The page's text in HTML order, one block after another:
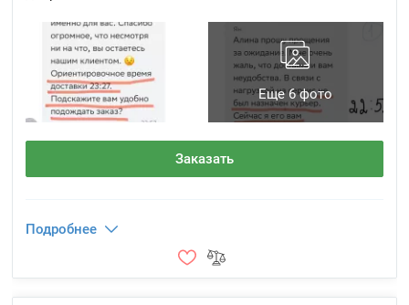
Еще 6 фото
Заказать
Подробнее